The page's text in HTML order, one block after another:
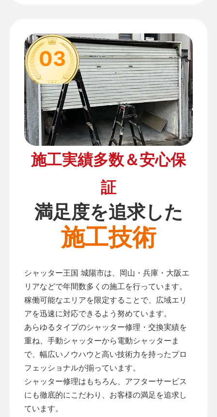
03
施工実績多数＆安心保
証
満足度を追求した
施工技術
シャッター王国 城陽市は、岡山・兵庫・大阪エ
リアなどで年間数多くの施工を行っています。
稼働可能なエリアを限定することで、広域エリ
アを迅速に対応できるよう努めています。
あらゆるタイプのシャッター修理・交換実績を
重ね、手動シャッターから電動シャッターま
で、幅広いノウハウと高い技術力を持ったプロ
フェッショナルが揃っています。
シャッター修理はもちろん、アフターサービス
にも徹底的にこだわり、お客様の満足を追求し
ています。